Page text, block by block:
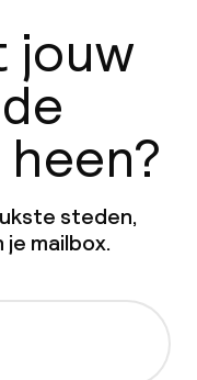
jouw
steden,
mailbox.